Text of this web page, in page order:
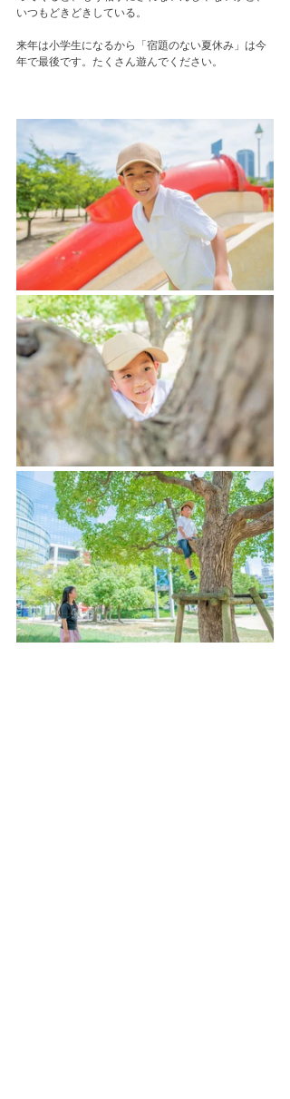
いつもどきどきしている。
来年は小学生になるから「宿題のない夏休み」は今
年で最後です。たくさん遊んでください。